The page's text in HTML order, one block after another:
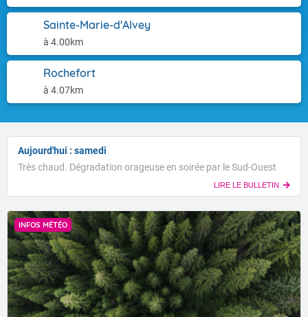
Sainte-Marie-d'Alvey
à 4.00km
Rochefort
à 4.07km
Aujourd'hui : samedi
Très chaud. Dégradation orageuse en soirée par le Sud-Ouest
LIRE LE BULLETIN
INFOS MÉTÉO